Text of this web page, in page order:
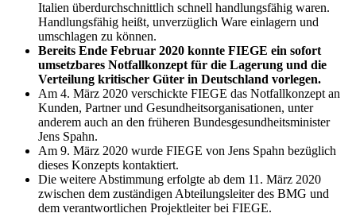
Italien überdurchschnittlich schnell handlungsfähig waren.
Handlungsfähig heißt, unverzüglich Ware einlagern und
umschlagen zu können.
Bereits Ende Februar 2020 konnte FIEGE ein sofort
umsetzbares Notfallkonzept für die Lagerung und die
Verteilung kritischer Güter in Deutschland vorlegen.
Am 4. März 2020 verschickte FIEGE das Notfallkonzept an
Kunden, Partner und Gesundheitsorganisationen, unter
anderem auch an den früheren Bundesgesundheitsminister
Jens Spahn.
Am 9. März 2020 wurde FIEGE von Jens Spahn bezüglich
dieses Konzepts kontaktiert.
Die weitere Abstimmung erfolgte ab dem 11. März 2020
zwischen dem zuständigen Abteilungsleiter des BMG und
dem verantwortlichen Projektleiter bei FIEGE.